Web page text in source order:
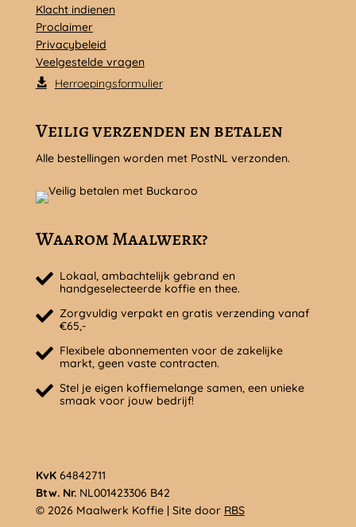
Klacht indienen
Proclaimer
Privacybeleid
Veelgestelde vragen
Herroepingsformulier
Veilig verzenden en betalen
Alle bestellingen worden met PostNL verzonden.
Waarom Maalwerk?
Lokaal, ambachtelijk gebrand en
handgeselecteerde koffie en thee.
Zorgvuldig verpakt en gratis verzending vanaf
€65,-
Flexibele abonnementen voor de zakelijke
markt, geen vaste contracten.
Stel je eigen koffiemelange samen, een unieke
smaak voor jouw bedrijf!
KvK64842711
Btw. Nr.NL001423306 B42
© 2026 Maalwerk Koffie | Site door RBS